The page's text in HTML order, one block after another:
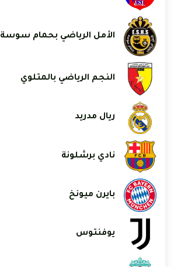
الأمل الرياضي بحمام سوسة
النجم الرياضي بالمتلوي
ريال مدريد
نادي برشلونة
بايرن ميونخ
يوفنتوس